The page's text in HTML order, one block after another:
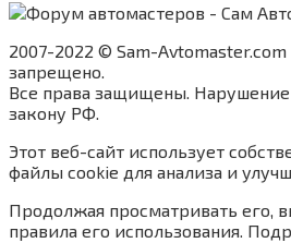
2007-2022 © Sam-
запрещено.
Все права защищены. Нарушение
закону РФ.
Этот веб-сайт использует
файлы cookie для анализа и
Продолжая просматривать его,
правила его использования.